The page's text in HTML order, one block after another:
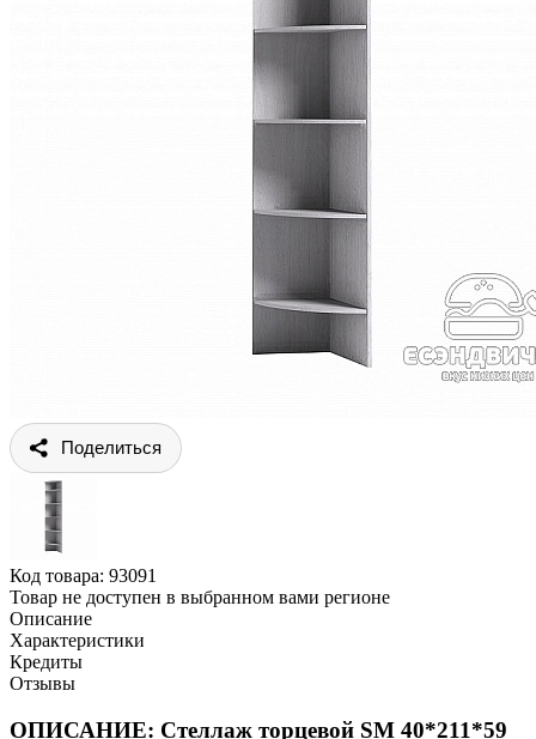
Поделиться
Код товара: 93091
Товар не доступен в выбранном вами регионе
Описание
Характеристики
Кредиты
Отзывы
ОПИСАНИЕ: Стеллаж торцевой SM 40*211*59